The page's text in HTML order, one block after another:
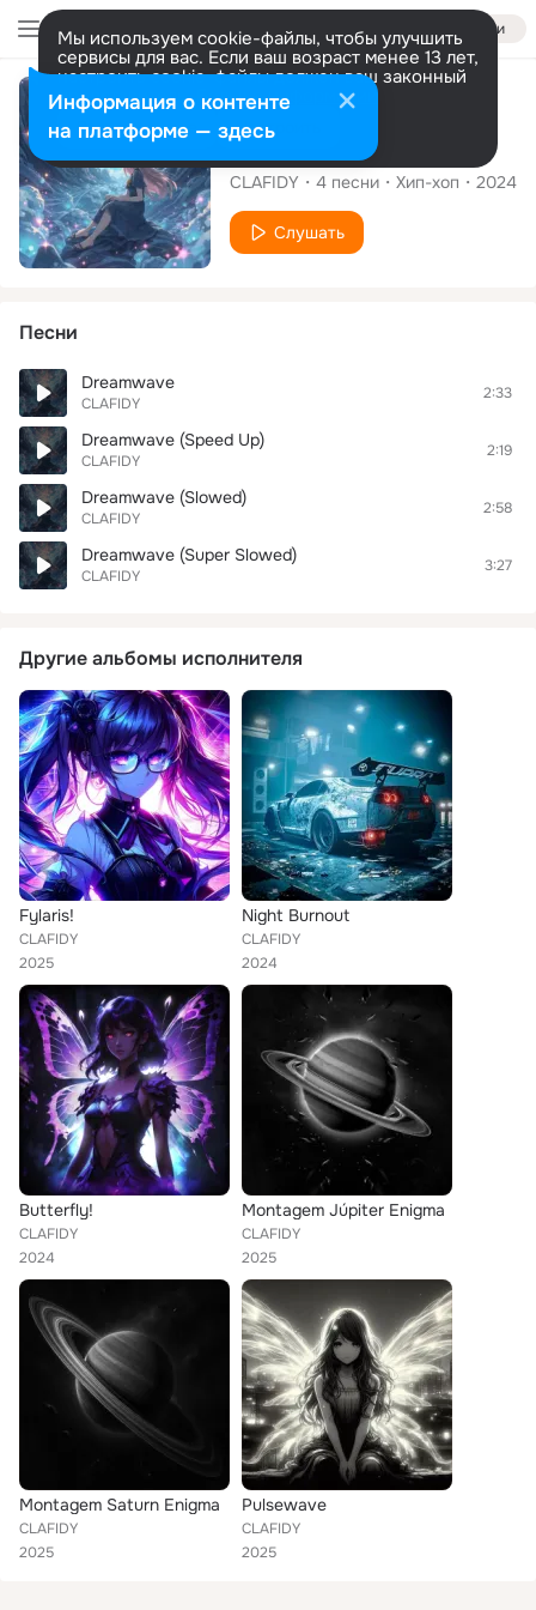
Войти
Мы используем cookie-файлы, чтобы улучшить
сервисы для вас. Если ваш возраст менее 13 лет,
настроить cookie-файлы должен ваш законный
представитель. Больше информации
Разрешить все Настроить
Альбом
Dreamwave
CLAFIDY 4 песни Хип-хоп 2024
Слушать
Песни
Dreamwave
CLAFIDY
2:33
Dreamwave (Speed Up)
CLAFIDY
2:19
Dreamwave (Slowed)
CLAFIDY
2:58
Dreamwave (Super Slowed)
CLAFIDY
3:27
Другие альбомы исполнителя
Fylaris!
CLAFIDY
2025
Night Burnout
CLAFIDY
2024
Butterfly!
CLAFIDY
2024
Montagem Júpiter Enigma
CLAFIDY
2025
Montagem Saturn Enigma
CLAFIDY
2025
Pulsewave
CLAFIDY
2025
Информация о контенте
на платформе — здесь